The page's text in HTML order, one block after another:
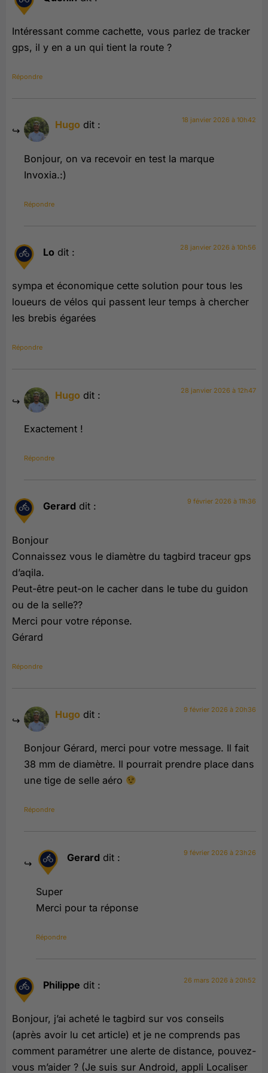
Intéressant comme cachette, vous parlez de tracker
gps, il y en a un qui tient la route ?
Répondre
Hugo dit : 18 janvier 2026 à 10h42
Bonjour, on va recevoir en test la marque
Invoxia.:)
Répondre
Lo dit : 28 janvier 2026 à 10h56
sympa et économique cette solution pour tous les
loueurs de vélos qui passent leur temps à chercher
les brebis égarées
Répondre
Hugo dit : 28 janvier 2026 à 12h47
Exactement !
Répondre
Gerard dit : 9 février 2026 à 11h36
Bonjour
Connaissez vous le diamètre du tagbird traceur gps
d’aqila.
Peut-être peut-on le cacher dans le tube du guidon
ou de la selle??
Merci pour votre réponse.
Gérard
Répondre
Hugo dit : 9 février 2026 à 20h36
Bonjour Gérard, merci pour votre message. Il fait
38 mm de diamètre. Il pourrait prendre place dans
une tige de selle aéro
Répondre
Gerard dit : 9 février 2026 à 23h26
Super
Merci pour ta réponse
Répondre
Philippe dit : 26 mars 2026 à 20h52
Bonjour, j’ai acheté le tagbird sur vos conseils
(après avoir lu cet article) et je ne comprends pas
comment paramétrer une alerte de distance, pouvez-
vous m’aider ? (Je suis sur Android, appli Localiser